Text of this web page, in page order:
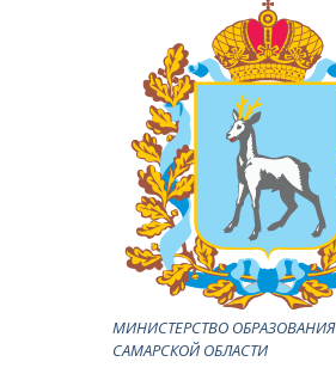
МИНИСТЕРСТВО ОБРАЗОВАНИЯ
САМАРСКОЙ ОБЛАСТИ